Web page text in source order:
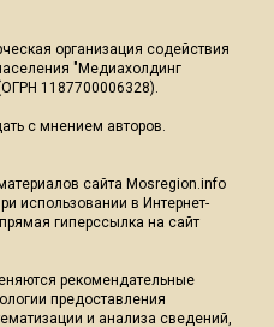
организация содействия
"Медиахолдинг
1187700006328).
с мнением авторов.
сайта Mosregion.info
использовании в Интернет-
гиперссылка на сайт
рекомендательные
предоставления
и анализа сведений,